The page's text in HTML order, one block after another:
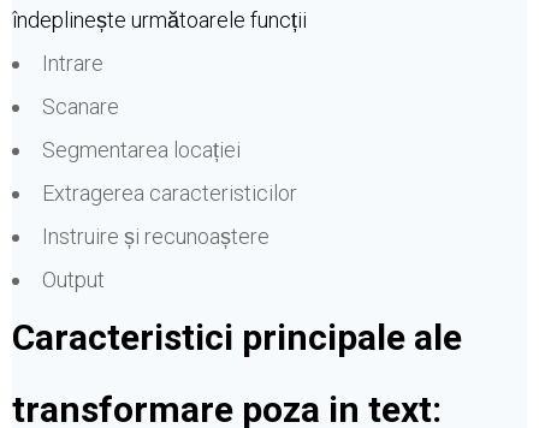
îndeplinește următoarele funcții
Intrare
Scanare
Segmentarea locației
Extragerea caracteristicilor
Instruire și recunoaștere
Output
Caracteristici principale ale
transformare poza in text: